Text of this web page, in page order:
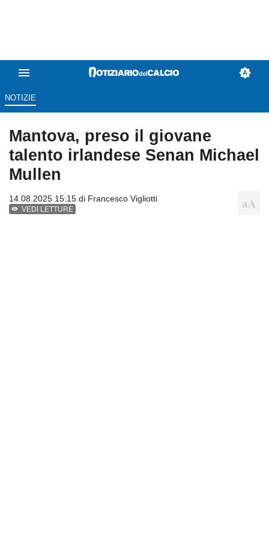
NOTIZIE
Mantova, preso il giovane
talento irlandese Senan Michael
Mullen
14.08.2025 15:15 di Francesco Vigliotti
VEDI LETTURE